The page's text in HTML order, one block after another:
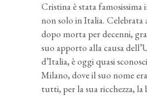
Cristina è stata famosissima
non solo in Italia. Celebrata
dopo morta per decenni,
suo apporto alla causa
d’Italia, è oggi quasi
Milano, dove il suo nome
tutti, per la sua ricchezza, la